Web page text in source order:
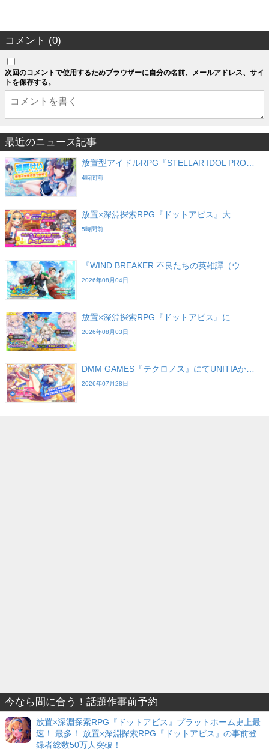
コメント (0)
次回のコメントで使用するためブラウザーに自分の名前、メールアドレス、サイ
トを保存する。
最近のニュース記事
放置型アイドルRPG『STELLAR IDOL PRO…
4時間前
放置×深淵探索RPG『ドットアビス』大…
5時間前
『WIND BREAKER 不良たちの英雄譚（ウ…
2026年08月04日
放置×深淵探索RPG『ドットアビス』に…
2026年08月03日
DMM GAMES『テクロノス』にてUNITIAか…
2026年07月28日
今なら間に合う！話題作事前予約
放置×深淵探索RPG『ドットアビス』プラットホーム史上最
速！ 最多！ 放置×深淵探索RPG『ドットアビス』の事前登
録者総数50万人突破！